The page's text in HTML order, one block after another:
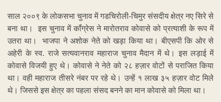
साल २००९ के लोकसभा चुनाव में गडचिरोली-चिमुर संसदीय क्षेत्र नए सिरे से
बना था। इस चुनाव में कॉंग्रेस ने मारोतराव कोवासे को प्रत्याशी के रूप में
उतरा था। भाजपा ने अशोक नेते को खड़ा किया था। बीएसपी कि ओर से
अहेरी के स्व. राजे सत्यवानराव महाराज चुनाव मैदान में थे। इस लड़ाई में
कोवासे विजयी हुए थे। कोवासे ने नेते को २८ हज़ार वोटों से पराजित किया
था। वही महाराज तीसरे नंबर पर रहे थे। उन्हें १ लाख ३५ हज़ार वोट मिले
थे। जिससे इस क्षेत्र का पहला संसद बनने का मान कोवासे को मिला था।